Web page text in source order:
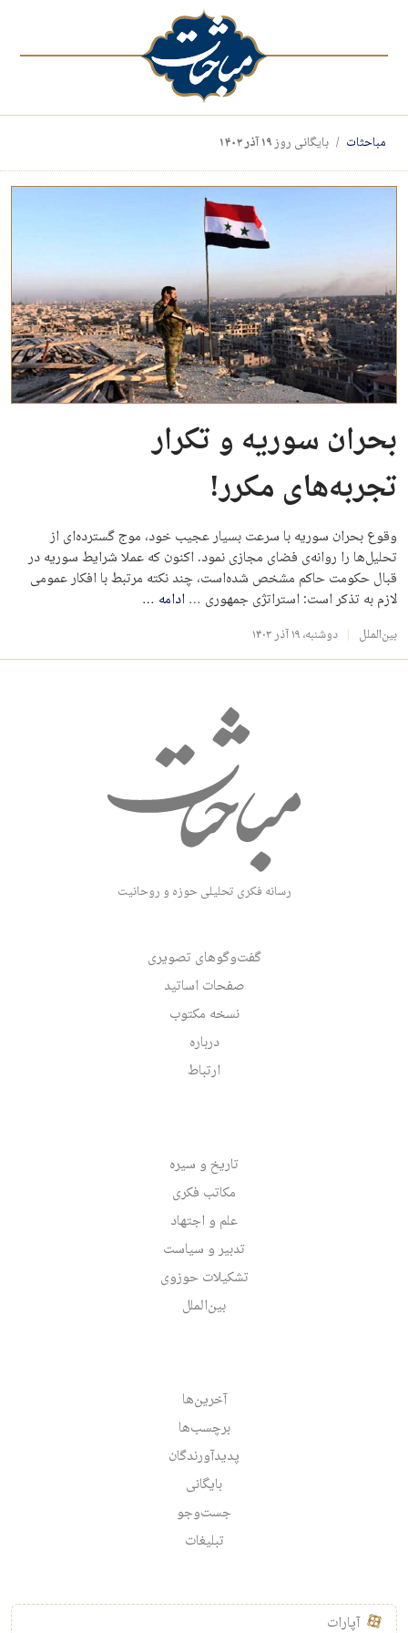
مباحثات بایگانی روز۱۹ آذر ۱۴۰۳
بحران سوریه و تکرار
تجربه‌های مکرر!
وقوع بحران سوریه با سرعت بسیار عجیب خود، موج گسترده‌ای از
تحلیل‌ها را روانه‌ی فضای مجازی نمود. اکنون که عملا شرایط سوریه در
قبال حکومت حاکم مشخص شده‌است، چند نکته مرتبط با افکار عمومی
لازم به تذکر است: استراتژی جمهوری …ادامه …
بین‌الملل دوشنبه، ۱۹ آذر ۱۴۰۳
رسانه فکری تحلیلی حوزه و روحانیت
گفت‌وگوهای تصویری
صفحات اساتید
نسخه مکتوب
درباره
ارتباط
تاریخ و سیره
مکاتب فکری
علم و اجتهاد
تدبیر و سیاست
تشکیلات حوزوی
بین‌الملل
آخرین‌ها
برچسب‌ها
پدیدآورندگان
بایگانی
جست‌وجو
تبلیغات
آپارات